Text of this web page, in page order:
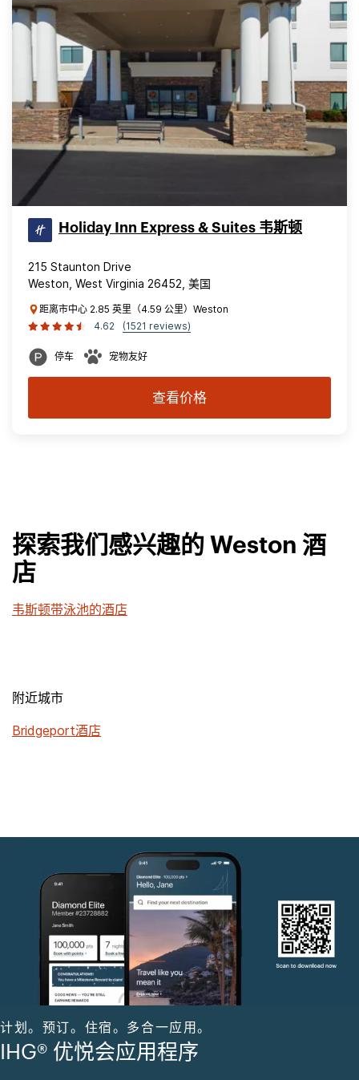
Holiday Inn Express & Suites 韦斯顿
215 Staunton Drive
Weston, West Virginia 26452, 美国
距离市中心 2.85 英里（4.59 公里）Weston
4.62
(1521 reviews)
停车 宠物友好
查看价格
探索我们感兴趣的 Weston 酒
店
韦斯顿带泳池的酒店
附近城市
Bridgeport酒店
计划。预订。住宿。多合一应用。
IHG® 优悦会应用程序